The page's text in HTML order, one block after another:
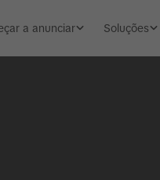
a anunciar Soluções